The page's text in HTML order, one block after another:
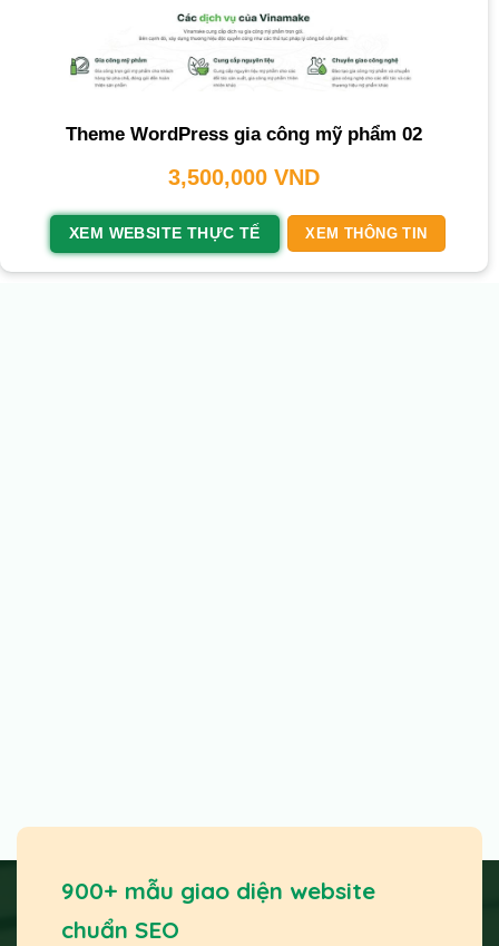
Theme WordPress gia công mỹ phẩm 02
3,500,000 VND
XEM WEBSITE THỰC TẾ XEM THÔNG TIN
900+ mẫu giao diện website
chuẩn SEO